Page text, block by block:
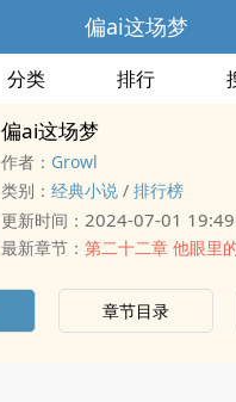
偏ai这场梦
分类 排行
偏ai这场梦
作者： Growl
类别： 经典小说 / 排行榜
更新时间： 2024-07-01
最新章节： 第二十二章 他眼里
章节目录